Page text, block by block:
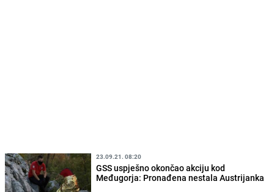
23.09.21. 08:20
GSS uspješno okončao akciju kod
Međugorja: Pronađena nestala Austrijanka